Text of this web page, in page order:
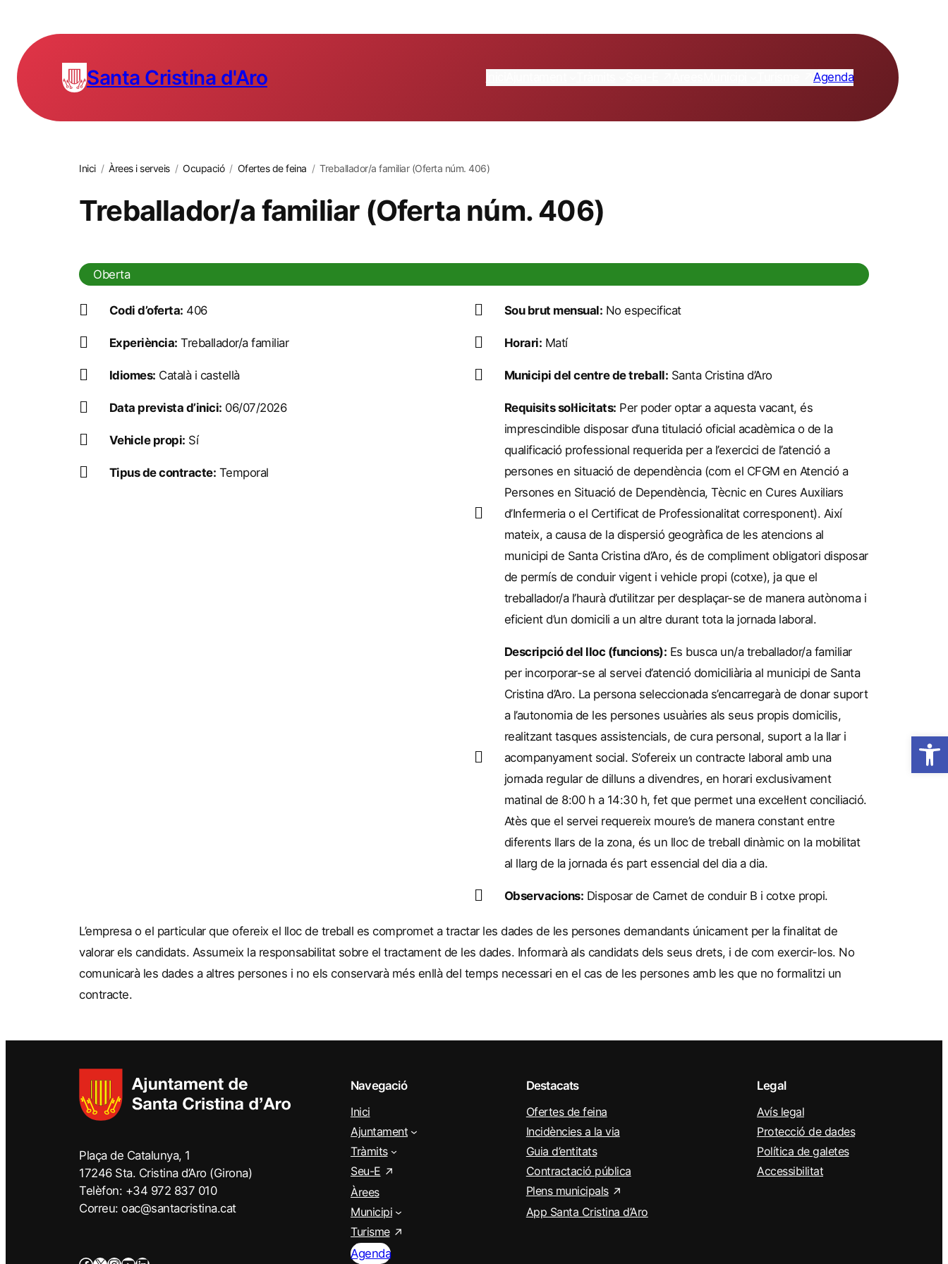
Santa Cristina d'Aro Agenda
Inici / Àrees i serveis / Ocupació / Ofertes de feina / Treballador/a familiar (Oferta núm. 406)
Treballador/a familiar (Oferta núm. 406)
Oberta
Codi d’oferta: 406
Experiència: Treballador/a familiar
Idiomes: Català i castellà
Data prevista d’inici: 06/07/2026
Vehicle propi: Sí
Tipus de contracte: Temporal
Sou brut mensual: No especificat
Horari: Matí
Municipi del centre de treball: Santa Cristina d’Aro
Requisits sol·licitats: Per poder optar a aquesta vacant, és
imprescindible disposar d’una titulació oficial acadèmica o de la
qualificació professional requerida per a l’exercici de l’atenció a
persones en situació de dependència (com el CFGM en Atenció a
Persones en Situació de Dependència, Tècnic en Cures Auxiliars
d’Infermeria o el Certificat de Professionalitat corresponent). Així
mateix, a causa de la dispersió geogràfica de les atencions al
municipi de Santa Cristina d’Aro, és de compliment obligatori disposar
de permís de conduir vigent i vehicle propi (cotxe), ja que el
treballador/a l’haurà d’utilitzar per desplaçar-se de manera autònoma i
eficient d’un domicili a un altre durant tota la jornada laboral.
Descripció del lloc (funcions): Es busca un/a treballador/a familiar
per incorporar-se al servei d’atenció domiciliària al municipi de Santa
Cristina d’Aro. La persona seleccionada s’encarregarà de donar suport
a l’autonomia de les persones usuàries als seus propis domicilis,
realitzant tasques assistencials, de cura personal, suport a la llar i
acompanyament social. S’ofereix un contracte laboral amb una
jornada regular de dilluns a divendres, en horari exclusivament
matinal de 8:00 h a 14:30 h, fet que permet una excel·lent conciliació.
Atès que el servei requereix moure’s de manera constant entre
diferents llars de la zona, és un lloc de treball dinàmic on la mobilitat
al llarg de la jornada és part essencial del dia a dia.
Observacions: Disposar de Carnet de conduir B i cotxe propi.
L’empresa o el particular que ofereix el lloc de treball es compromet a tractar les dades de les persones demandants únicament per la finalitat de
valorar els candidats. Assumeix la responsabilitat sobre el tractament de les dades. Informarà als candidats dels seus drets, i de com exercir-los. No
comunicarà les dades a altres persones i no els conservarà més enllà del temps necessari en el cas de les persones amb les que no formalitzi un
contracte.
Plaça de Catalunya, 1
17246 Sta. Cristina d’Aro (Girona)
Telèfon: +34 972 837 010
Correu: oac@santacristina.cat
Navegació
Inici
Ajuntament
Tràmits
Seu-E
Àrees
Municipi
Turisme
Agenda
Destacats
Ofertes de feina
Incidències a la via
Guia d’entitats
Contractació pública
Plens municipals
App Santa Cristina d’Aro
Legal
Avís legal
Protecció de dades
Política de galetes
Accessibilitat
Obre